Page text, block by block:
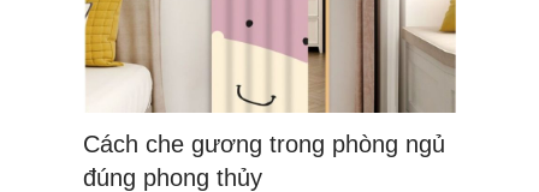
Cách che gương trong phòng ngủ
đúng phong thủy